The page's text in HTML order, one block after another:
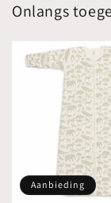
Onlangs
Aanbieding